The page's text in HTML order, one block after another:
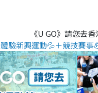
《U GO》請您去
體驗新興運動💦＋競技賽事